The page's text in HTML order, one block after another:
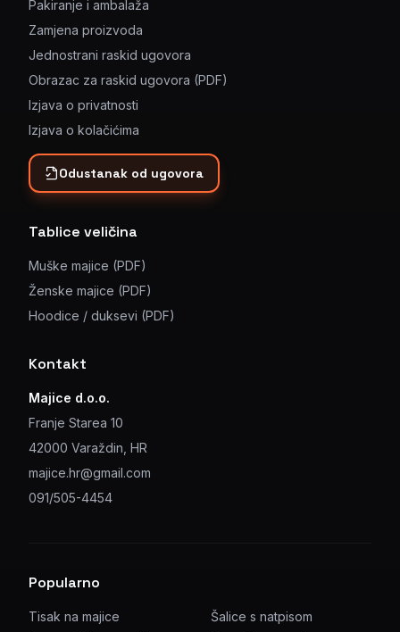
Pakiranje i ambalaža
Zamjena proizvoda
Jednostrani raskid ugovora
Obrazac za raskid ugovora (PDF)
Izjava o privatnosti
Izjava o kolačićima
Odustanak od ugovora
Tablice veličina
Muške majice (PDF)
Ženske majice (PDF)
Hoodice / duksevi (PDF)
Kontakt
Majice d.o.o.
Franje Starea 10
42000 Varaždin, HR
majice.hr@gmail.com
091/505-4454
Popularno
Tisak na majice
Šalice s natpisom